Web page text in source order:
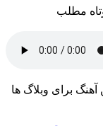
مطلب
آهنگ برای وبلاگ ها